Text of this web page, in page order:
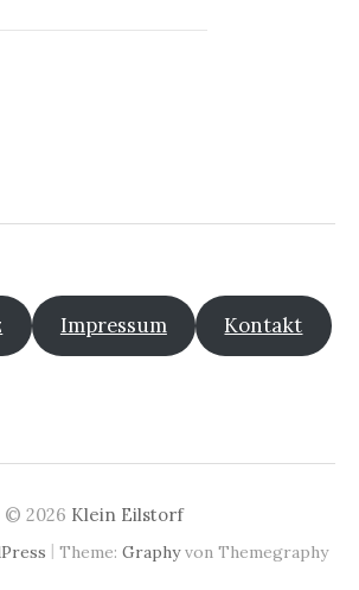
Impressum Kontakt
© 2026 Klein Eilstorf
| Theme: Graphyvon Themegraphy